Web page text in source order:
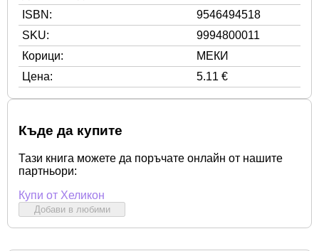
ISBN:
9546494518
SKU:
9994800011
Корици:
МЕКИ
Цена:
5.11 €
Къде да купите
Тази книга можете да поръчате онлайн от нашите
партньори:
Купи от Хеликон
Добави в любими